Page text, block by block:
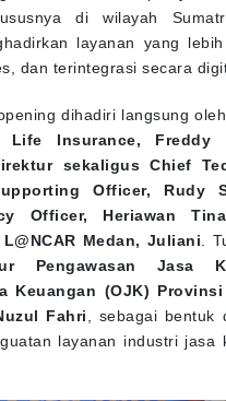
di wilayah
layanan yang lebih
dan terintegrasi secara
dihadiri langsung oleh
Life Insurance, Freddy
sekaligus Chief
Officer, Rudy
Officer, Heriawan
L@NCAR Medan, Juliani .
Pengawasan Jasa
Keuangan (OJK) Provinsi
Fahri
, sebagai bentuk
layanan industri jasa